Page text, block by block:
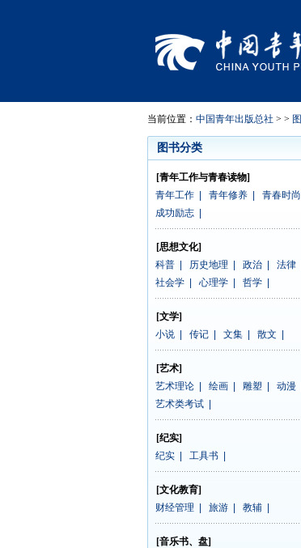
当前位置： 中国青年出版总社 > >
图书分类
[青年工作与青春读物]
青年工作
青年修养 青春时尚
成功励志
[思想文化]
科普
历史地理 政治 法律
社会学
心理学 哲学
[文学]
小说
传记 文集 散文
[艺术]
艺术理论
绘画 雕塑 动漫
艺术类考试
[纪实]
纪实
工具书
[文化教育]
财经管理
旅游 教辅
[音乐书、盘]